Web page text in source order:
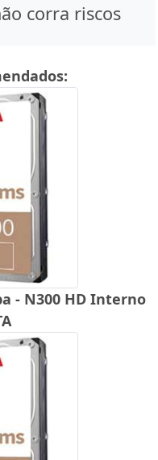
corra riscos
- N300 HD Interno